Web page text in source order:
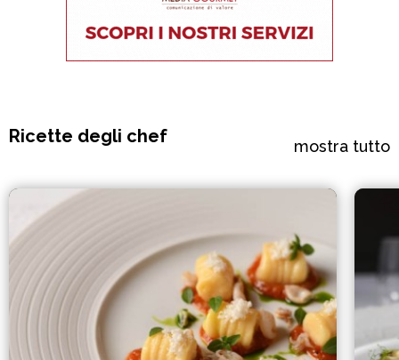
Ricette degli chef mostra tutto